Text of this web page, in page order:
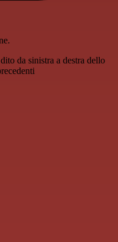
da sinistra a destra dello